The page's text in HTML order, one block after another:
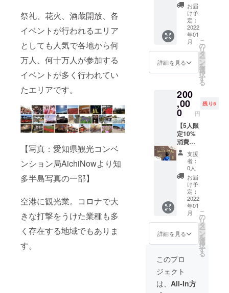
祭礼、花火、酒蔵開放、各
イベントが行われるエリア
としても人気で各地から何
万人、何十万人が参加する
イベントが多く行われてい
たエリアです。
【写真：愛知県観光コンベ
ンション局AichiNowより知
多半島写真の一部】
空港に観光業。コロナで大
きな打撃をうけた業種も多
く存在する地域でもありま
す。
英語
塾.jp
https://
しすく
る.jp
のイ
メージ
として
以下運
営ペー
ジを参
てくだ
さい。
塾.jp
https://
英語
塾.jp
（納品
した
ホーム
ページ
を使っ
て更新
のト
レーニ
す。）
・初年
度会費
を含み
ます。
WEB
サー
バーは
年会費
内で提
供され
ます。
毎月費
用はあ
りませ
ん。 備
考欄に
制作す
ジの概
略をご
記入お
願いし
ます。
のホー
ムペー
ジ制作
を含み
ます。
・打合
せ～確
認～納
品まで
約2ヶ月
・制作
ツール
の
Wordpr
ess操作
オンラ
イント
レーニ
ング
（納品
した
ホーム
ページ
を使っ
て更新
のト
レーニ
ングを
実施し
ま
す。）
・初年
度会費
を含み
ます。
ラウド
ファン
ディン
グ特別
で割引
するも
ので
す。 ・
補助金
申請内
めたオ
ンライ
ン相
談、打
合せ ・
ラン
ディン
グペー
ジです
ので、1
ページ
にPRを
まとめ
て作成
しま
す。 ・
打合せ
～確認
～納品
まで約
1ヶ月で
す。 ・
制作
ツール
の
制作
パック
です。
現在
ホーム
ページ
をお持
ちの方
は、そ
の内容
せて
WordPr
essで再
構築を
行いま
す。 ※
本パッ
クは
WEB制
作代行
の20万
円パッ
クをク
ラウド
ファン
ディン
グ特別
で割引
するも
ので
す。 ・
補助金
申請内
容も含
めたオ
お届
け予
定：
2022
年01
月
詳細を見る
こ
の
リ
タ
ー
ン
を
選
択
す
る
200
,00
0 円
残り5
【5人限
定10%
消費税
分
OFF】
ホーム
ページ
制作
パック
です。
現在
ホーム
ページ
をお持
ちの方
は、そ
の内容
に合わ
せて
WordPr
essで再
支援
者：
0人
お届
け予
定：
2022
年01
月
詳細を見る
こ
の
リ
タ
ー
ン
を
選
択
す
る
このプロ
ジェクト
は、 All-In方